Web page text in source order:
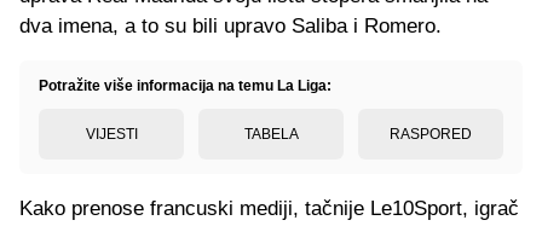
dva imena, a to su bili upravo Saliba i Romero.
Potražite više informacija na temu La Liga:
VIJESTI TABELA RASPORED
Kako prenose francuski mediji, tačnije Le10Sport, igrač